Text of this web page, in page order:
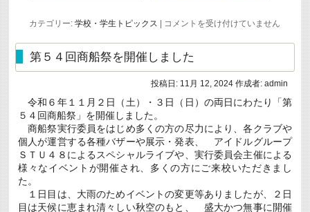
て
害・
制
算）
(11/29
必
着)
は
カテゴリー: 学校・学生トピックス
国
モ
ン
ゴ
科
技
大
の
副
学
が
訪
コメントを受け付けていません
第５４回商船祭を開催しました
投稿日: 11月 12, 2024 作成者: admin
令和６年１１月２日（土）・３日（日）の両日にわたり「第
５４回商船祭」を開催しました。
商船祭実行委員をはじめ多くの方の尽力により、各クラブや
個人が運営する各種バザーや展示・発表、 アイドルグループ
ＳＴＵ４８によるスペシャルライブや、実行委員会主催による
様々なイベントが開催され、多くの方にご来校いただきまし
た。
１日目は、大雨のためイベントの変更等ありましたが、２日
目は天候に恵まれ清々しい秋空のもと、 盛大かつ無事に開催